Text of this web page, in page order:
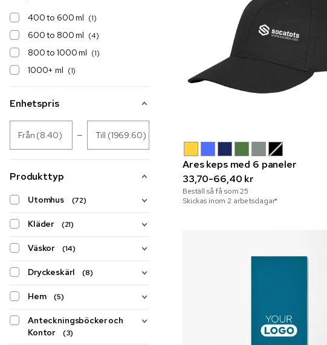
400 to 600 ml (1)
600 to 800 ml (4)
800 to 1000 ml (1)
1000+ ml (1)
Enhetspris
Från (8.40) Till (1969.60)
Produkttyp
Utomhus (72)
Kläder (21)
Väskor (14)
Dryckeskärl (8)
Hem (5)
Anteckningsböcker och
Kontor
(3)
Ares keps med 6 paneler
33,70-66,40 kr
Beställ så få som25
Skickas inom 2 arbetsdagar*